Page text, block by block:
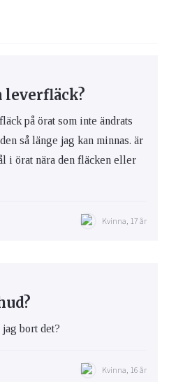
leverfläck?
på örat som inte ändrats
så länge jag kan minnas. är
i örat nära den fläcken eller
Kvinna, 17 år
bort det?
Kvinna, 16 år